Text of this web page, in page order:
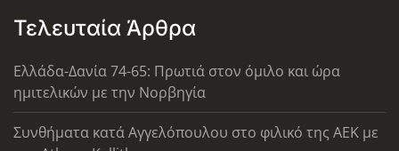
Τελευταία Άρθρα
Ελλάδα-Δανία 74-65: Πρωτιά στον όμιλο και ώρα
ημιτελικών με την Νορβηγία
Συνθήματα κατά Αγγελόπουλου στο φιλικό της ΑΕΚ με